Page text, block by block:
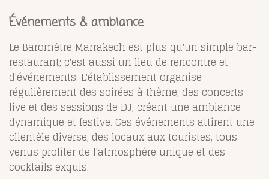
Événements & ambiance
Le Baromètre Marrakech est plus qu'un simple bar-
restaurant; c'est aussi un lieu de rencontre et
d'événements. L'établissement organise
régulièrement des soirées à thème, des concerts
live et des sessions de DJ, créant une ambiance
dynamique et festive. Ces événements attirent une
clientèle diverse, des locaux aux touristes, tous
venus profiter de l'atmosphère unique et des
cocktails exquis.